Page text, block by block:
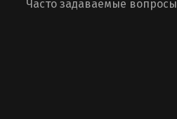
Часто задаваемые вопросы